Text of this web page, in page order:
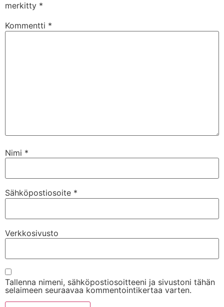
merkitty *
Kommentti *
Nimi *
Sähköpostiosoite *
Verkkosivusto
Tallenna nimeni, sähköpostiosoitteeni ja sivustoni tähän
selaimeen seuraavaa kommentointikertaa varten.